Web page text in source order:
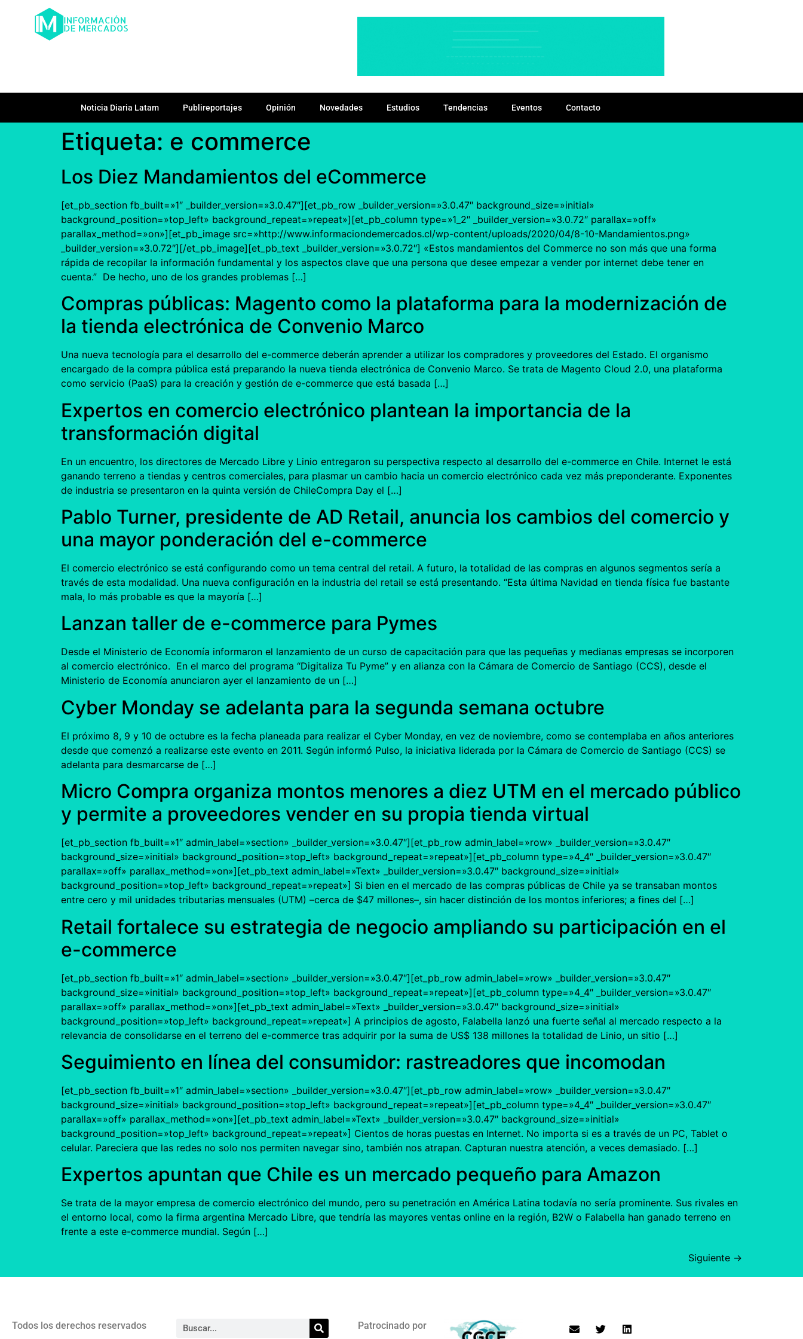
Noticia Diaria Latam Publireportajes Opinión Novedades Estudios Tendencias Eventos Contacto
Etiqueta: e commerce
Los Diez Mandamientos del eCommerce
[et_pb_section fb_built=»1″ _builder_version=»3.0.47″][et_pb_row _builder_version=»3.0.47″ background_size=»initial»
background_position=»top_left» background_repeat=»repeat»][et_pb_column type=»1_2″ _builder_version=»3.0.72″ parallax=»off»
parallax_method=»on»][et_pb_image src=»http://www.informaciondemercados.cl/wp-content/uploads/2020/04/8-10-Mandamientos.png»
_builder_version=»3.0.72″][/et_pb_image][et_pb_text _builder_version=»3.0.72″] «Estos mandamientos del Commerce no son más que una forma
rápida de recopilar la información fundamental y los aspectos clave que una persona que desee empezar a vender por internet debe tener en
cuenta.” De hecho, uno de los grandes problemas […]
Compras públicas: Magento como la plataforma para la modernización de
la tienda electrónica de Convenio Marco
Una nueva tecnología para el desarrollo del e-commerce deberán aprender a utilizar los compradores y proveedores del Estado. El organismo
encargado de la compra pública está preparando la nueva tienda electrónica de Convenio Marco. Se trata de Magento Cloud 2.0, una plataforma
como servicio (PaaS) para la creación y gestión de e-commerce que está basada […]
Expertos en comercio electrónico plantean la importancia de la
transformación digital
En un encuentro, los directores de Mercado Libre y Linio entregaron su perspectiva respecto al desarrollo del e-commerce en Chile. Internet le está
ganando terreno a tiendas y centros comerciales, para plasmar un cambio hacia un comercio electrónico cada vez más preponderante. Exponentes
de industria se presentaron en la quinta versión de ChileCompra Day el […]
Pablo Turner, presidente de AD Retail, anuncia los cambios del comercio y
una mayor ponderación del e-commerce
El comercio electrónico se está configurando como un tema central del retail. A futuro, la totalidad de las compras en algunos segmentos sería a
través de esta modalidad. Una nueva configuración en la industria del retail se está presentando. “Esta última Navidad en tienda física fue bastante
mala, lo más probable es que la mayoría […]
Lanzan taller de e-commerce para Pymes
Desde el Ministerio de Economía informaron el lanzamiento de un curso de capacitación para que las pequeñas y medianas empresas se incorporen
al comercio electrónico. En el marco del programa “Digitaliza Tu Pyme” y en alianza con la Cámara de Comercio de Santiago (CCS), desde el
Ministerio de Economía anunciaron ayer el lanzamiento de un […]
Cyber Monday se adelanta para la segunda semana octubre
El próximo 8, 9 y 10 de octubre es la fecha planeada para realizar el Cyber Monday, en vez de noviembre, como se contemplaba en años anteriores
desde que comenzó a realizarse este evento en 2011. Según informó Pulso, la iniciativa liderada por la Cámara de Comercio de Santiago (CCS) se
adelanta para desmarcarse de […]
Micro Compra organiza montos menores a diez UTM en el mercado público
y permite a proveedores vender en su propia tienda virtual
[et_pb_section fb_built=»1″ admin_label=»section» _builder_version=»3.0.47″][et_pb_row admin_label=»row» _builder_version=»3.0.47″
background_size=»initial» background_position=»top_left» background_repeat=»repeat»][et_pb_column type=»4_4″ _builder_version=»3.0.47″
parallax=»off» parallax_method=»on»][et_pb_text admin_label=»Text» _builder_version=»3.0.47″ background_size=»initial»
background_position=»top_left» background_repeat=»repeat»] Si bien en el mercado de las compras públicas de Chile ya se transaban montos
entre cero y mil unidades tributarias mensuales (UTM) –cerca de $47 millones–, sin hacer distinción de los montos inferiores; a fines del […]
Retail fortalece su estrategia de negocio ampliando su participación en el
e-commerce
[et_pb_section fb_built=»1″ admin_label=»section» _builder_version=»3.0.47″][et_pb_row admin_label=»row» _builder_version=»3.0.47″
background_size=»initial» background_position=»top_left» background_repeat=»repeat»][et_pb_column type=»4_4″ _builder_version=»3.0.47″
parallax=»off» parallax_method=»on»][et_pb_text admin_label=»Text» _builder_version=»3.0.47″ background_size=»initial»
background_position=»top_left» background_repeat=»repeat»] A principios de agosto, Falabella lanzó una fuerte señal al mercado respecto a la
relevancia de consolidarse en el terreno del e-commerce tras adquirir por la suma de US$ 138 millones la totalidad de Linio, un sitio […]
Seguimiento en línea del consumidor: rastreadores que incomodan
[et_pb_section fb_built=»1″ admin_label=»section» _builder_version=»3.0.47″][et_pb_row admin_label=»row» _builder_version=»3.0.47″
background_size=»initial» background_position=»top_left» background_repeat=»repeat»][et_pb_column type=»4_4″ _builder_version=»3.0.47″
parallax=»off» parallax_method=»on»][et_pb_text admin_label=»Text» _builder_version=»3.0.47″ background_size=»initial»
background_position=»top_left» background_repeat=»repeat»] Cientos de horas puestas en Internet. No importa si es a través de un PC, Tablet o
celular. Pareciera que las redes no solo nos permiten navegar sino, también nos atrapan. Capturan nuestra atención, a veces demasiado. […]
Expertos apuntan que Chile es un mercado pequeño para Amazon
Se trata de la mayor empresa de comercio electrónico del mundo, pero su penetración en América Latina todavía no sería prominente. Sus rivales en
el entorno local, como la firma argentina Mercado Libre, que tendría las mayores ventas online en la región, B2W o Falabella han ganado terreno en
frente a este e-commerce mundial. Según […]
Siguiente →
Todos los derechos reservados Patrocinado por